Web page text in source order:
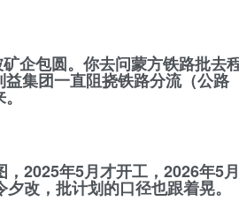
企包圆。你去问蒙方铁路批去
集团一直阻挠铁路分流（公路
。
2025年5月才开工，2026年5月
改，批计划的口径也跟着晃。